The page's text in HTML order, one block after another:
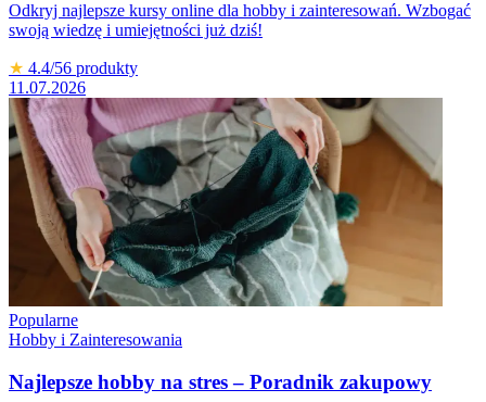
Odkryj najlepsze kursy online dla hobby i zainteresowań. Wzbogać
swoją wiedzę i umiejętności już dziś!
★ 4.4/56 produkty
11.07.2026
Popularne
Hobby i Zainteresowania
Najlepsze hobby na stres – Poradnik zakupowy